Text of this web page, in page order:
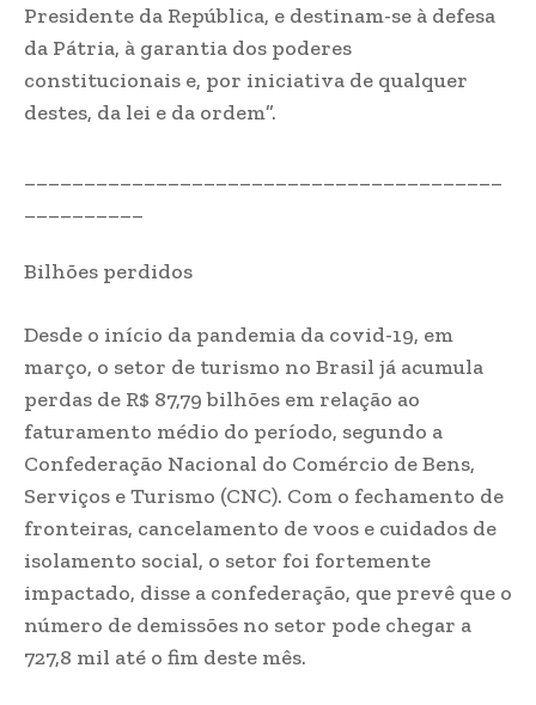
Presidente da República, e destinam-se à defesa
da Pátria, à garantia dos poderes
constitucionais e, por iniciativa de qualquer
destes, da lei e da ordem”.
Bilhões perdidos
Desde o início da pandemia da covid-19, em
março, o setor de turismo no Brasil já acumula
perdas de R$ 87,79 bilhões em relação ao
faturamento médio do período, segundo a
Confederação Nacional do Comércio de Bens,
Serviços e Turismo (CNC). Com o fechamento de
fronteiras, cancelamento de voos e cuidados de
isolamento social, o setor foi fortemente
impactado, disse a confederação, que prevê que o
número de demissões no setor pode chegar a
727,8 mil até o fim deste mês.